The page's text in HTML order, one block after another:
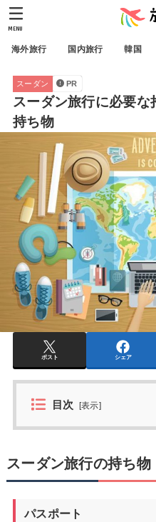
海外旅行 国内旅行 韓国
MENU
スーダン PR
スーダン旅行に必要
持ち物
ポスト シェア
目次 [表示]
スーダン旅行の持ち物
パスポート